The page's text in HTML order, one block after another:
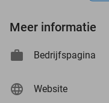
Meer informatie
Bedrijfspagina
Website